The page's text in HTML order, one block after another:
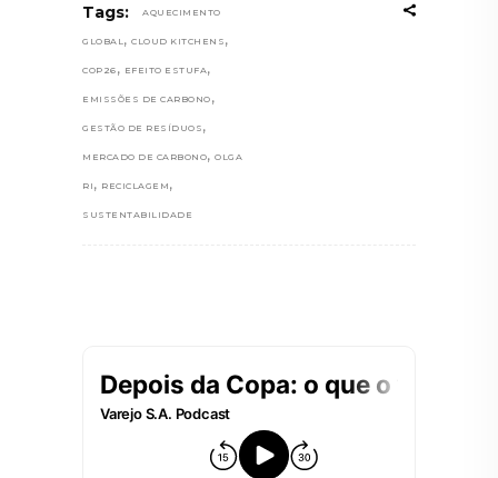
Tags: AQUECIMENTO
GLOBAL, CLOUD KITCHENS ,
COP26 , EFEITO ESTUFA,
EMISSÕES DE CARBONO ,
GESTÃO DE RESÍDUOS ,
MERCADO DE CARBONO, OLGA
RI , RECICLAGEM ,
SUSTENTABILIDADE